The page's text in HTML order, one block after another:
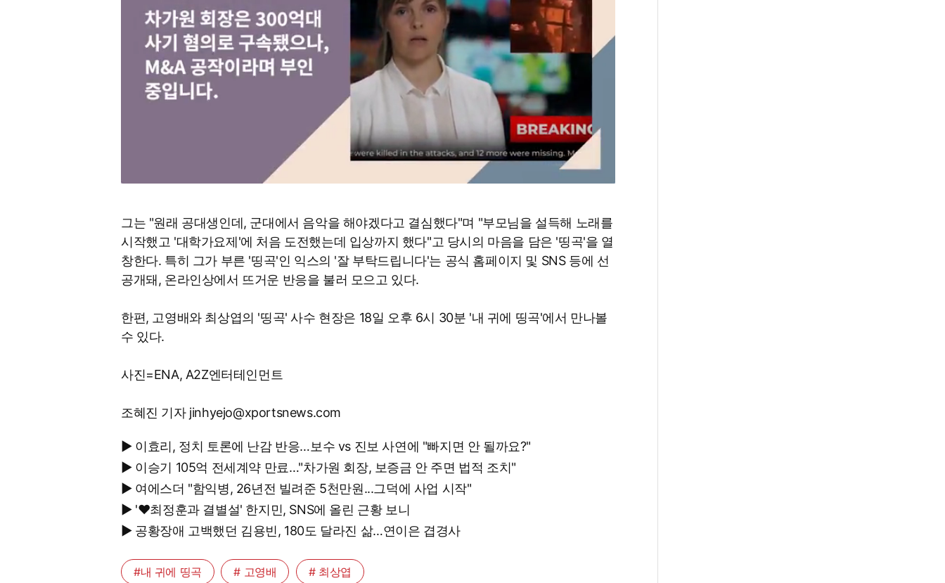
Mute
그는 "원래 공대생인데, 군대에서 음악을 해야겠다고 결심했다"며 "부모님을 설득해 노래를
시작했고 '대학가요제'에 처음 도전했는데 입상까지 했다"고 당시의 마음을 담은 '띵곡'을 열
창한다. 특히 그가 부른 '띵곡'인 익스의 '잘 부탁드립니다'는 공식 홈페이지 및 SNS 등에 선
공개돼, 온라인상에서 뜨거운 반응을 불러 모으고 있다.
한편, 고영배와 최상엽의 '띵곡' 사수 현장은 18일 오후 6시 30분 '내 귀에 띵곡'에서 만나볼
수 있다.
사진=ENA, A2Z엔터테인먼트
조혜진 기자 jinhyejo@xportsnews.com
▶ 이효리, 정치 토론에 난감 반응…보수 vs 진보 사연에 "빠지면 안 될까요?"
▶ 이승기 105억 전세계약 만료…"차가원 회장, 보증금 안 주면 법적 조치"
▶ 여에스더 "함익병, 26년전 빌려준 5천만원...그덕에 사업 시작"
▶ '♥최정훈과 결별설' 한지민, SNS에 올린 근황 보니
▶ 공황장애 고백했던 김용빈, 180도 달라진 삶…연이은 겹경사
#내 귀에 띵곡 # 고영배 # 최상엽